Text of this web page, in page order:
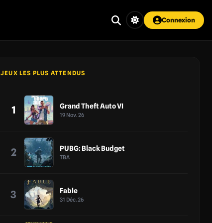
Connexion
JEUX LES PLUS ATTENDUS
1 Grand Theft Auto VI
19 Nov. 26
2 PUBG: Black Budget
TBA
3 Fable
31 Déc. 26